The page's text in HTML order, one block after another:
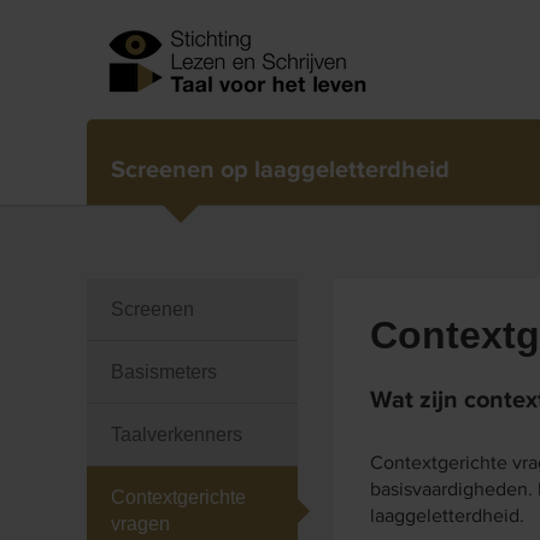
Screenen op laaggeletterdheid
Wat zijn
Contextgerichte
laaggeletterdheid.
Screenen
Basismeters
Taalverkenners
Contextgerichte
vragen